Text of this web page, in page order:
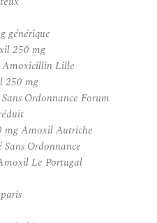
générique
250 mg
Amoxicillin Lille
250 mg
Ordonnance Forum
mg Amoxil Autriche
Ordonnance
Le Portugal